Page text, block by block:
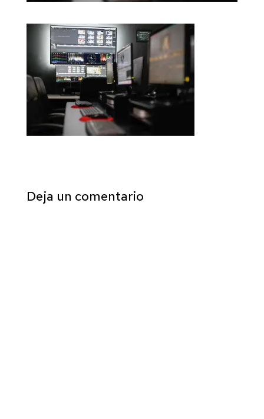
Deja un comentario